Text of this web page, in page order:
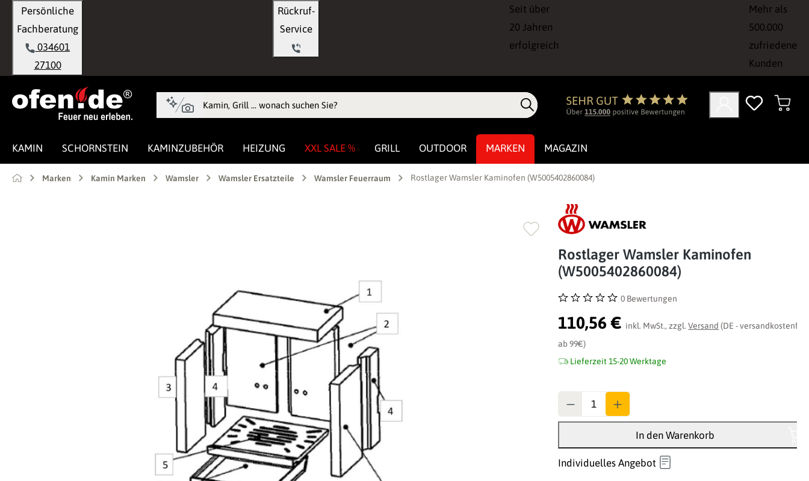
Zur Hauptnavigation springen
Persönliche
Fachberatung
034601
27100
Rückruf-
Seit über
20 Jahren
erfolgreich
Mehr als
500.000
zufriedene
Kunden
KAMIN SCHORNSTEIN KAMINZUBEHÖR HEIZUNG XXL SALE % GRILL OUTDOOR MARKEN MAGAZIN
Marken Kamin Marken Wamsler Wamsler Ersatzteile Wamsler Feuerraum Rostlager Wamsler Kaminofen (W5005402860084)
Rostlager Wamsler Kaminofen
(W5005402860084)
Durchschnittliche Bewertung von 0 von 5 Sternen
0 Bewertungen
110,56 € inkl. MwSt., zzgl.Versand (DE - versandkostenfrei
ab 99€)
Lieferzeit 15-20 Werktage
In den Warenkorb
Individuelles Angebot